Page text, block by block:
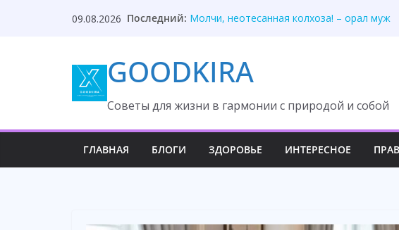
09.08.2026 Последний: Свекровь унизила невестку, но потеряла
Молчи, неотесанная колхоза! – орал муж
Муж ушёл к городской красавице, но
GOODKIRA
Cоветы для жизни в гармонии с природой и собой
ГЛАВНАЯ БЛОГИ ЗДОРОВЬЕ ИНТЕРЕСНОЕ